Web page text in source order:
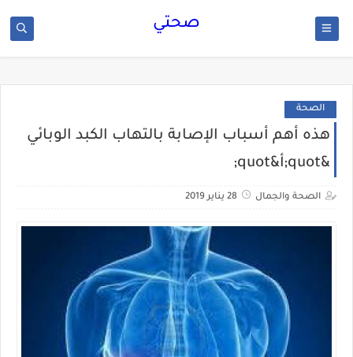
صحتي
الصحة
هذه أهم أسباب الإصابة بالتهاب الكبد الوبائي
&quot;أ&quot;
الصحة والجمال 28 يناير 2019